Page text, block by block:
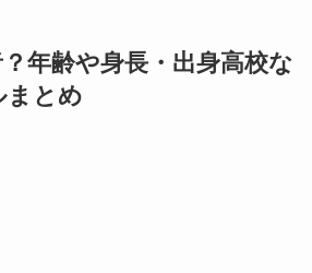
年齢や身長・出身高校な
まとめ